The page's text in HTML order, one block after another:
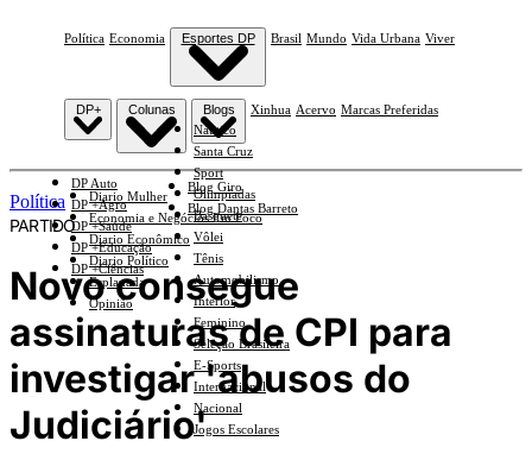
Política Economia Esportes DP
Náutico
Santa Cruz
Sport
Olimpíadas
Basquete
Vôlei
Tênis
Automobilismo
Interior
Feminino
Seleção Brasileira
E-Sports
Internacional
Nacional
Jogos Escolares
Brasil Mundo Vida Urbana Viver
DP+
DP Auto
DP +Agro
DP +Saúde
DP +Educação
DP +Ciências
Colunas
Diario Mulher
Economia e Negócios Em Foco
Diario Econômico
Diario Político
Esplanada
Opinião
Blogs
Blog Giro
Blog Dantas Barreto
Xinhua Acervo Marcas Preferidas
Política
PARTIDO
Novo consegue
assinaturas de CPI para
investigar 'abusos do
Judiciário'